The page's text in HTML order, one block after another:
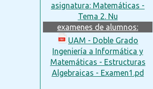
asignatura: Matemáticas -
Tema 2. Nu
examenes de alumnos:
UAM - Doble Grado
Ingeniería a Informática y
Matemáticas - Estructuras
Algebraicas - Examen1.pd